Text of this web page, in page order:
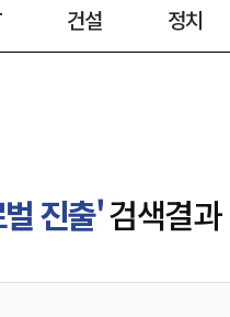
건설 정치
진출'검색결과